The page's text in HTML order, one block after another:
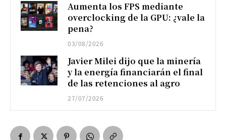
Aumenta los FPS mediante
overclocking de la GPU: ¿vale la
pena?
03/08/2026
Javier Milei dijo que la minería
y la energía financiarán el final
de las retenciones al agro
27/07/2026